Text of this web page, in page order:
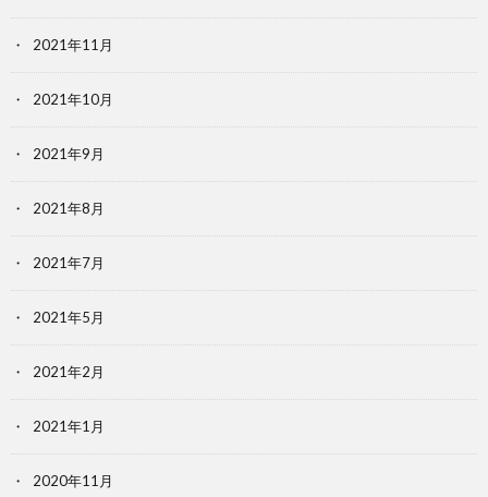
2021年11月
2021年10月
2021年9月
2021年8月
2021年7月
2021年5月
2021年2月
2021年1月
2020年11月